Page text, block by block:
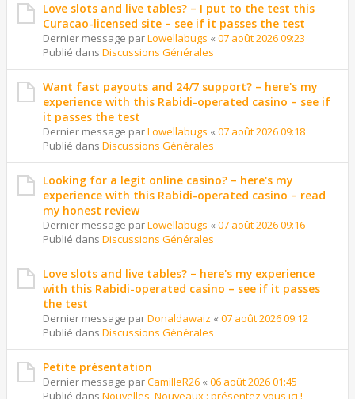
Love slots and live tables? – I put to the test this
Curacao-licensed site – see if it passes the test
Dernier message parLowellabugs « 07 août 2026 09:23
Publié dans Discussions Générales
Want fast payouts and 24/7 support? – here's my
experience with this Rabidi-operated casino – see if
it passes the test
Dernier message parLowellabugs « 07 août 2026 09:18
Publié dans Discussions Générales
Looking for a legit online casino? – here's my
experience with this Rabidi-operated casino – read
my honest review
Dernier message parLowellabugs « 07 août 2026 09:16
Publié dans Discussions Générales
Love slots and live tables? – here's my experience
with this Rabidi-operated casino – see if it passes
the test
Dernier message parDonaldawaiz « 07 août 2026 09:12
Publié dans Discussions Générales
Petite présentation
Dernier message parCamilleR26 « 06 août 2026 01:45
Publié dans Nouvelles, Nouveaux : présentez vous ici !